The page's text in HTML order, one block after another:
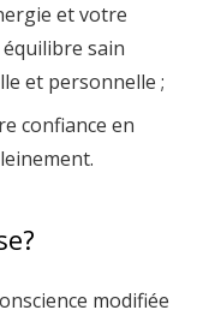
et votre
sain
et personnelle ;
confiance en
modifiée